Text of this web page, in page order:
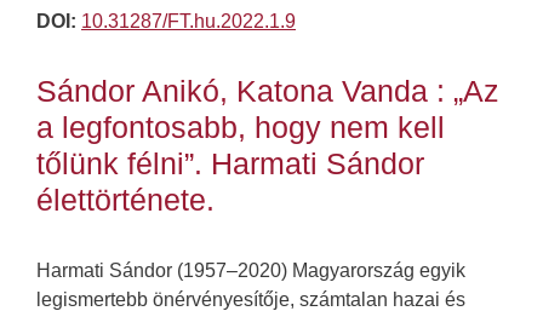
DOI: 10.31287/FT.hu.2022.1.9
Sándor Anikó, Katona Vanda : „Az
a legfontosabb, hogy nem kell
tőlünk félni”. Harmati Sándor
élettörténete.
Harmati Sándor (1957–2020) Magyarország egyik
legismertebb önérvényesítője, számtalan hazai és